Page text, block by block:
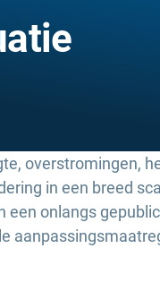
overstromingen,
in een breed
onlangs